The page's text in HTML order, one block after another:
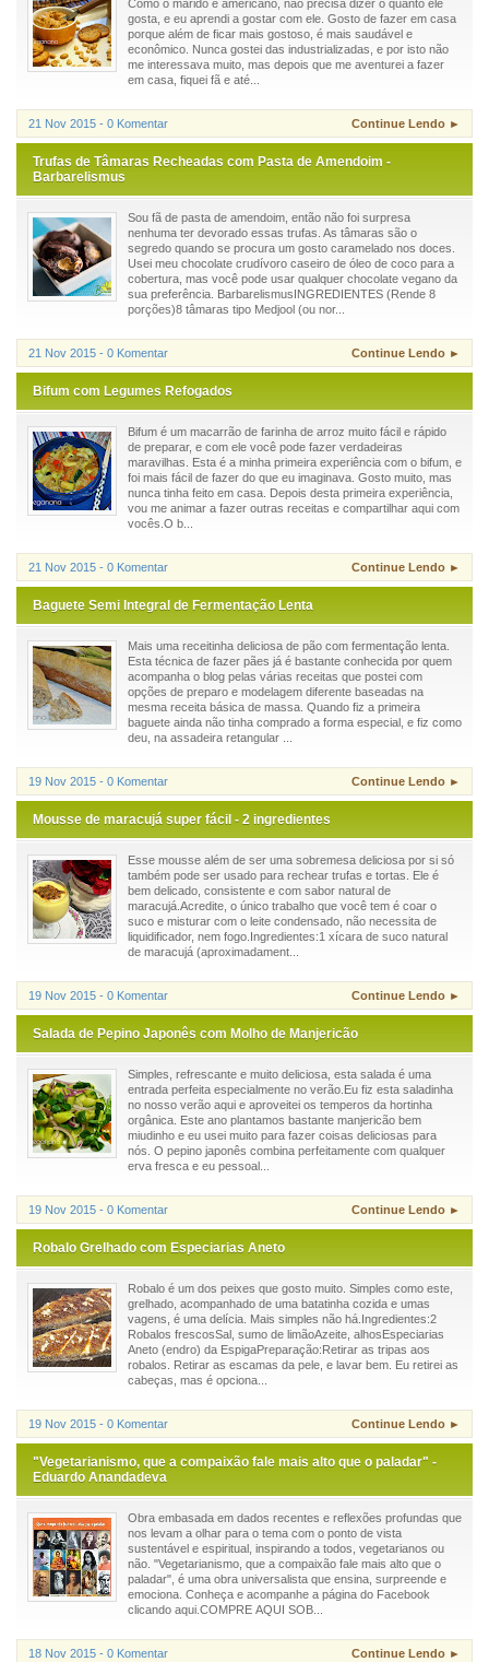
Como o marido é americano, não precisa dizer o quanto ele
gosta, e eu aprendi a gostar com ele. Gosto de fazer em casa
porque além de ficar mais gostoso, é mais saudável e
econômico. Nunca gostei das industrializadas, e por isto não
me interessava muito, mas depois que me aventurei a fazer
em casa, fiquei fã e até...
21 Nov 2015 - 0 Komentar Continue Lendo ►
Trufas de Tâmaras Recheadas com Pasta de Amendoim -
Barbarelismus
Sou fã de pasta de amendoim, então não foi surpresa
nenhuma ter devorado essas trufas. As tâmaras são o
segredo quando se procura um gosto caramelado nos doces.
Usei meu chocolate crudívoro caseiro de óleo de coco para a
cobertura, mas você pode usar qualquer chocolate vegano da
sua preferência. BarbarelismusINGREDIENTES (Rende 8
porções)8 tâmaras tipo Medjool (ou nor...
21 Nov 2015 - 0 Komentar Continue Lendo ►
Bifum com Legumes Refogados
Bifum é um macarrão de farinha de arroz muito fácil e rápido
de preparar, e com ele você pode fazer verdadeiras
maravilhas. Esta é a minha primeira experiência com o bifum, e
foi mais fácil de fazer do que eu imaginava. Gosto muito, mas
nunca tinha feito em casa. Depois desta primeira experiência,
vou me animar a fazer outras receitas e compartilhar aqui com
vocês.O b...
21 Nov 2015 - 0 Komentar Continue Lendo ►
Baguete Semi Integral de Fermentação Lenta
Mais uma receitinha deliciosa de pão com fermentação lenta.
Esta técnica de fazer pães já é bastante conhecida por quem
acompanha o blog pelas várias receitas que postei com
opções de preparo e modelagem diferente baseadas na
mesma receita básica de massa. Quando fiz a primeira
baguete ainda não tinha comprado a forma especial, e fiz como
deu, na assadeira retangular ...
19 Nov 2015 - 0 Komentar Continue Lendo ►
Mousse de maracujá super fácil - 2 ingredientes
Esse mousse além de ser uma sobremesa deliciosa por si só
também pode ser usado para rechear trufas e tortas. Ele é
bem delicado, consistente e com sabor natural de
maracujá.Acredite, o único trabalho que você tem é coar o
suco e misturar com o leite condensado, não necessita de
liquidificador, nem fogo.Ingredientes:1 xícara de suco natural
de maracujá (aproximadament...
19 Nov 2015 - 0 Komentar Continue Lendo ►
Salada de Pepino Japonês com Molho de Manjericão
Simples, refrescante e muito deliciosa, esta salada é uma
entrada perfeita especialmente no verão.Eu fiz esta saladinha
no nosso verão aqui e aproveitei os temperos da hortinha
orgânica. Este ano plantamos bastante manjericão bem
miudinho e eu usei muito para fazer coisas deliciosas para
nós. O pepino japonês combina perfeitamente com qualquer
erva fresca e eu pessoal...
19 Nov 2015 - 0 Komentar Continue Lendo ►
Robalo Grelhado com Especiarias Aneto
Robalo é um dos peixes que gosto muito. Simples como este,
grelhado, acompanhado de uma batatinha cozida e umas
vagens, é uma delícia. Mais simples não há.Ingredientes:2
Robalos frescosSal, sumo de limãoAzeite, alhosEspeciarias
Aneto (endro) da EspigaPreparação:Retirar as tripas aos
robalos. Retirar as escamas da pele, e lavar bem. Eu retirei as
cabeças, mas é opciona...
19 Nov 2015 - 0 Komentar Continue Lendo ►
"Vegetarianismo, que a compaixão fale mais alto que o paladar" -
Eduardo Anandadeva
Obra embasada em dados recentes e reflexões profundas que
nos levam a olhar para o tema com o ponto de vista
sustentável e espiritual, inspirando a todos, vegetarianos ou
não. "Vegetarianismo, que a compaixão fale mais alto que o
paladar", é uma obra universalista que ensina, surpreende e
emociona. Conheça e acompanhe a página do Facebook
clicando aqui.COMPRE AQUI SOB...
18 Nov 2015 - 0 Komentar Continue Lendo ►